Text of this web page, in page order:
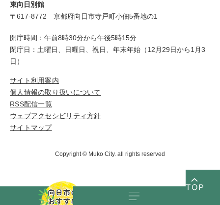
東向日別館
〒617-8772
京都府向日市寺戸町小佃5番地の1
開庁時間：午前8時30分から午後5時15分
閉庁日：土曜日、日曜日、祝日、年末年始（12月29日から1月3
日）
サイト利用案内
個人情報の取り扱いについて
RSS配信一覧
ウェブアクセシビリティ方針
サイトマップ
Copyright © Muko City. all rights reserved